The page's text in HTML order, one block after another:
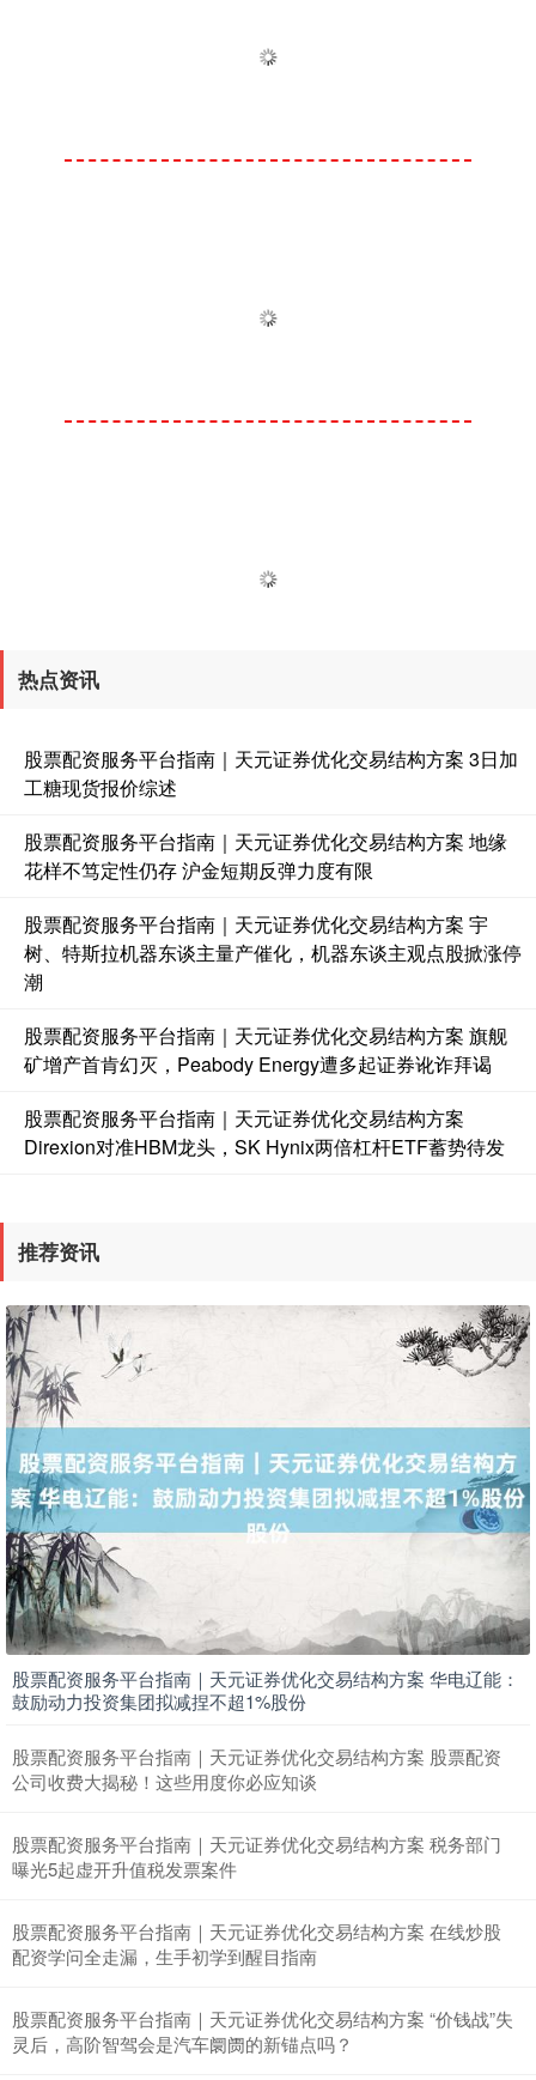
热点资讯
股票配资服务平台指南｜天元证券优化交易结构方案 3日加
工糖现货报价综述
股票配资服务平台指南｜天元证券优化交易结构方案 地缘
花样不笃定性仍存 沪金短期反弹力度有限
股票配资服务平台指南｜天元证券优化交易结构方案 宇
树、特斯拉机器东谈主量产催化，机器东谈主观点股掀涨停
潮
股票配资服务平台指南｜天元证券优化交易结构方案 旗舰
矿增产首肯幻灭，Peabody Energy遭多起证券讹诈拜谒
股票配资服务平台指南｜天元证券优化交易结构方案
Direxion对准HBM龙头，SK Hynix两倍杠杆ETF蓄势待发
推荐资讯
股票配资服务平台指南｜天元证券优化交易结构方案 华电辽能：
鼓励动力投资集团拟减捏不超1%股份
股票配资服务平台指南｜天元证券优化交易结构方案 股票配资
公司收费大揭秘！这些用度你必应知谈
股票配资服务平台指南｜天元证券优化交易结构方案 税务部门
曝光5起虚开升值税发票案件
股票配资服务平台指南｜天元证券优化交易结构方案 在线炒股
配资学问全走漏，生手初学到醒目指南
股票配资服务平台指南｜天元证券优化交易结构方案 “价钱战”失
灵后，高阶智驾会是汽车阛阓的新锚点吗？